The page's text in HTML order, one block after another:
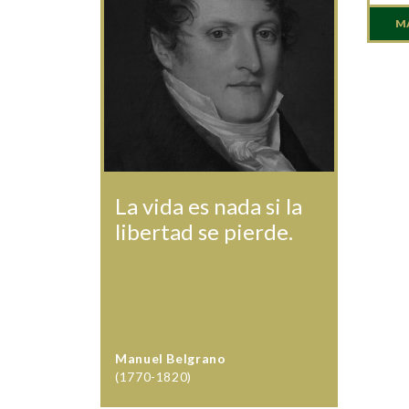
La vida es nada si la
libertad se pierde.
Manuel Belgrano
(1770-1820)